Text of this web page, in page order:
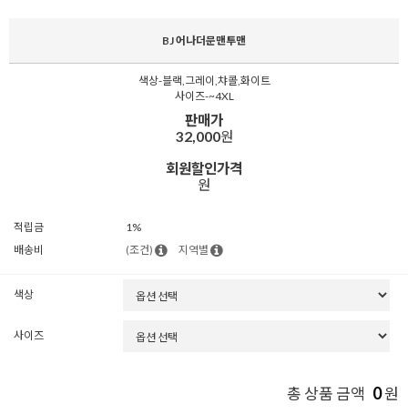
BJ 어나더문맨투맨
색상-블랙,그레이,챠콜,화이트
사이즈-~4XL
판매가
32,000원
회원할인가격
원
적립금
1%
배송비
(조건) 지역별
색상
사이즈
총 상품 금액 0원